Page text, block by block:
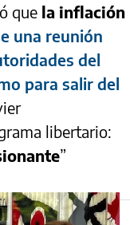
que la inflación
una reunión
del
para salir del
libertario:
”